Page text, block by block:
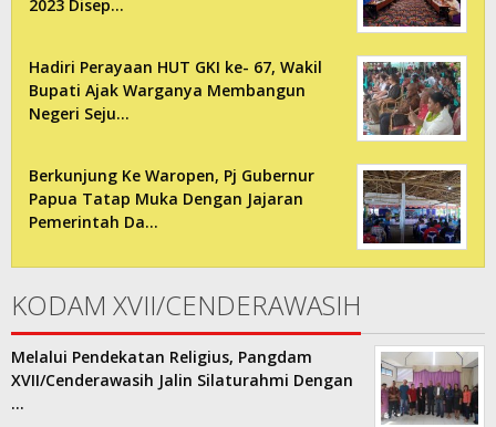
2023 Disep…
Hadiri Perayaan HUT GKI ke- 67, Wakil
Bupati Ajak Warganya Membangun
Negeri Seju…
Berkunjung Ke Waropen, Pj Gubernur
Papua Tatap Muka Dengan Jajaran
Pemerintah Da…
KODAM XVII/CENDERAWASIH
Melalui Pendekatan Religius, Pangdam
XVII/Cenderawasih Jalin Silaturahmi Dengan
…